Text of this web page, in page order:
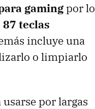
gamingpor lo
87 teclas
incluye una
o limpiarlo
por largas